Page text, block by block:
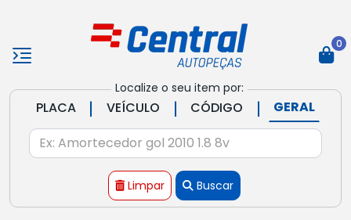
Localize o seu item por:
PLACA | VEÍCULO | CÓDIGO | GERAL
Limpar Buscar
0